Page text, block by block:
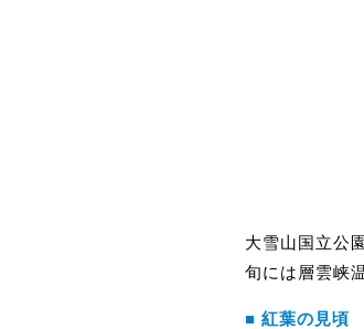
大雪山国立公
旬には層雲峡
■ 紅葉の見頃